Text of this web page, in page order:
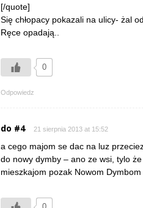
[/quote]
Się chłopacy pokazali na ulicy- żal
Ręce opadają..
0
Odpowiedz
do #4 21 sierpnia 2013 at 15:52
a cego majom se dac na luz
do nowy dymby – ano ze wsi, tylo
mieszkajom pozak Nowom Dymbom